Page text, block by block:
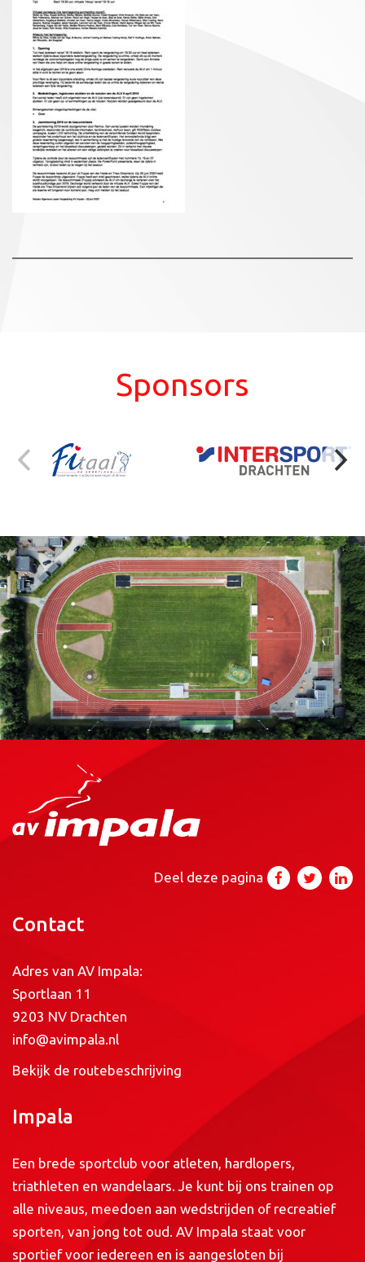
Sponsors
Deel deze pagina
Contact
Adres van AV Impala:
Sportlaan 11
9203 NV Drachten
info@avimpala.nl
Bekijk de routebeschrijving
Impala
Een brede sportclub voor atleten, hardlopers,
triathleten en wandelaars. Je kunt bij ons trainen op
alle niveaus, meedoen aan wedstrijden of recreatief
sporten, van jong tot oud. AV Impala staat voor
sportief voor iedereen en is aangesloten bij